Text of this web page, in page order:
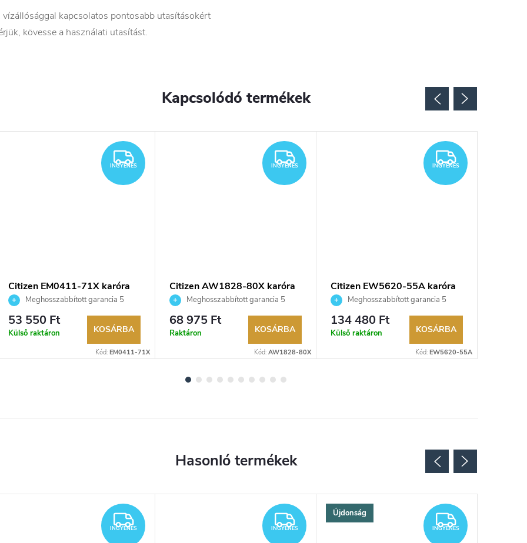
vízállósággal kapcsolatos pontosabb utasításokért
kövesse a használati utasítást.
Kapcsolódó termékek
INGYENES
INGYENES
Citizen EM0411-71X karóra
Meghosszabbított garancia 5
évre. Akár 100 napos visszaküldési
lehetőség. Hivatalos márkakereskedő.
53 550 Ft
Külső raktáron KOSÁRBA
Kód: EM0411-71X
INGYENES
INGYENES
Citizen AW1828-80X karóra
Meghosszabbított garancia 5
évre. Akár 100 napos visszaküldési
lehetőség. Hivatalos márkakereskedő.
68 975 Ft
Raktáron KOSÁRBA
Kód: AW1828-80X
INGYENES
INGYENES
Citizen EW5620-55A karóra
Meghosszabbított garancia 5
évre. Akár 100 napos visszaküldési
lehetőség. Hivatalos márkakereskedő.
134 480 Ft
Külső raktáron KOSÁRBA
Kód: EW5620-55A
INGYENES
INGYENES INGYENES
INGYENES
Újdonság INGYENES
INGYENES